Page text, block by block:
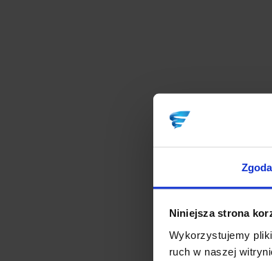
Zgoda
Niniejsza strona
Wykorzystujemy
ruch w naszej